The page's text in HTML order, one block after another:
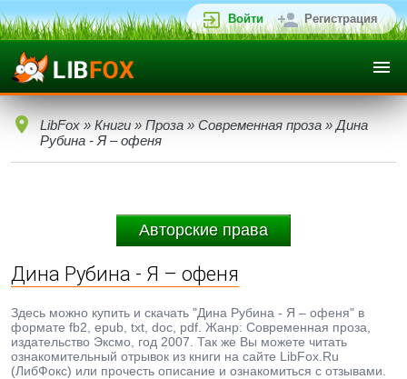
Войти Регистрация
LibFox » Книги » Проза » Современная проза » Дина
Рубина - Я – офеня
Авторские права
Дина Рубина - Я – офеня
Здесь можно купить и скачать "Дина Рубина - Я – офеня" в
формате fb2, epub, txt, doc, pdf. Жанр: Современная проза,
издательство Эксмо, год 2007. Так же Вы можете читать
ознакомительный отрывок из книги на сайте LibFox.Ru
(ЛибФокс) или прочесть описание и ознакомиться с отзывами.